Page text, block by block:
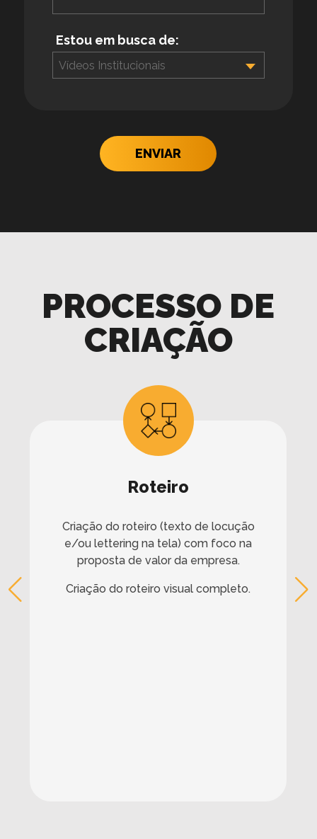
Estou em busca de:
Vídeos Institucionais
ENVIAR
PROCESSO DE
CRIAÇÃO
Roteiro
Criação do roteiro (texto de locução
e/ou lettering na tela) com foco na
proposta de valor da empresa.
Criação do roteiro visual completo.